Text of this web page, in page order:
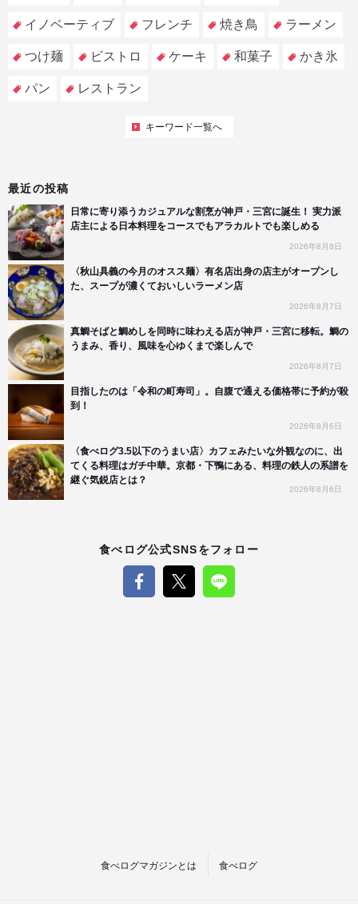
イノベーティブ フレンチ 焼き鳥 ラーメン
つけ麺 ビストロ ケーキ 和菓子 かき氷
パン レストラン
キーワード一覧へ
最近の投稿
日常に寄り添うカジュアルな割烹が神戸・三宮に誕生！ 実力派
店主による日本料理をコースでもアラカルトでも楽しめる
2026年8月8日
〈秋山具義の今月のオスス麺〉有名店出身の店主がオープンし
た、スープが濃くておいしいラーメン店
2026年8月7日
真鯛そばと鯛めしを同時に味わえる店が神戸・三宮に移転。鯛の
うまみ、香り、風味を心ゆくまで楽しんで
2026年8月7日
目指したのは「令和の町寿司」。自腹で通える価格帯に予約が殺
到！
2026年8月6日
〈食べログ3.5以下のうまい店〉カフェみたいな外観なのに、出
てくる料理はガチ中華。京都・下鴨にある、料理の鉄人の系譜を
継ぐ気鋭店とは？
2026年8月6日
食べログ公式SNSをフォロー
食べログマガジンとは 食べログ